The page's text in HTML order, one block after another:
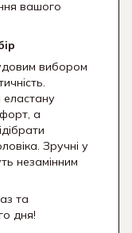
вашого
вибором
а
Зручні у
незамінним
та
дня!